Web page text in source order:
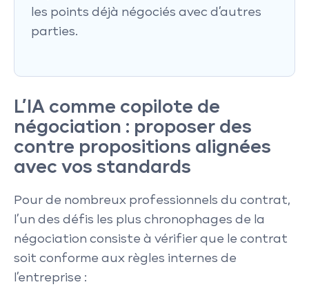
les points déjà négociés avec d’autres
parties.
L’IA comme copilote de
négociation : proposer des
contre propositions alignées
avec vos standards
Pour de nombreux professionnels du contrat,
l’un des défis les plus chronophages de la
négociation consiste à vérifier que le contrat
soit conforme aux règles internes de
l’entreprise :